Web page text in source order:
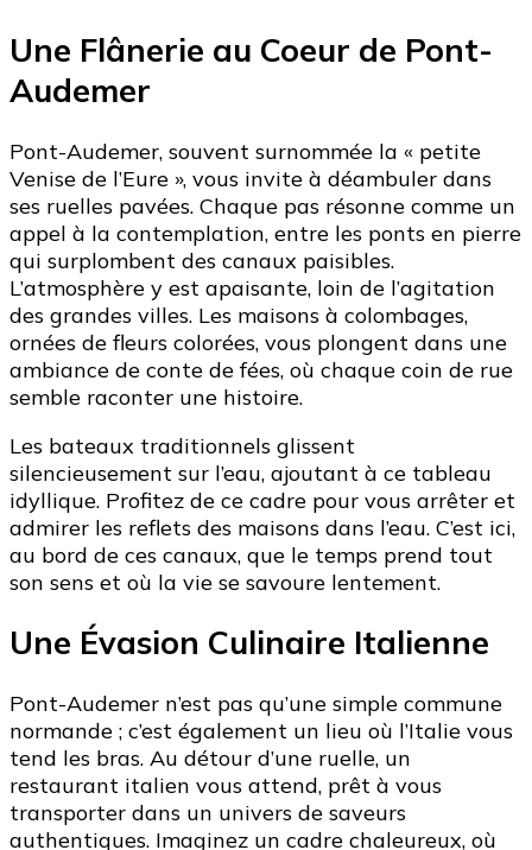
Une Flânerie au Coeur de Pont-
Audemer
Pont-Audemer, souvent surnommée la « petite
Venise de l’Eure », vous invite à déambuler dans
ses ruelles pavées. Chaque pas résonne comme un
appel à la contemplation, entre les ponts en pierre
qui surplombent des canaux paisibles.
L’atmosphère y est apaisante, loin de l’agitation
des grandes villes. Les maisons à colombages,
ornées de fleurs colorées, vous plongent dans une
ambiance de conte de fées, où chaque coin de rue
semble raconter une histoire.
Les bateaux traditionnels glissent
silencieusement sur l’eau, ajoutant à ce tableau
idyllique. Profitez de ce cadre pour vous arrêter et
admirer les reflets des maisons dans l’eau. C’est ici,
au bord de ces canaux, que le temps prend tout
son sens et où la vie se savoure lentement.
Une Évasion Culinaire Italienne
Pont-Audemer n’est pas qu’une simple commune
normande ; c’est également un lieu où l’Italie vous
tend les bras. Au détour d’une ruelle, un
restaurant italien vous attend, prêt à vous
transporter dans un univers de saveurs
authentiques. Imaginez un cadre chaleureux, où